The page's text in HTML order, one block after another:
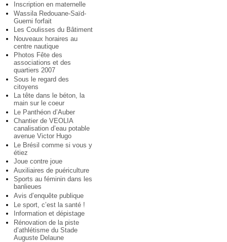
Inscription en maternelle
Wassila Redouane-Saïd-
Guerni forfait
Les Coulisses du Bâtiment
Nouveaux horaires au
centre nautique
Photos Fête des
associations et des
quartiers 2007
Sous le regard des
citoyens
La tête dans le béton, la
main sur le coeur
Le Panthéon d’Auber
Chantier de VEOLIA
canalisation d’eau potable
avenue Victor Hugo
Le Brésil comme si vous y
étiez
Joue contre joue
Auxiliaires de puériculture
Sports au féminin dans les
banlieues
Avis d’enquête publique
Le sport, c’est la santé !
Information et dépistage
Rénovation de la piste
d’athlétisme du Stade
Auguste Delaune